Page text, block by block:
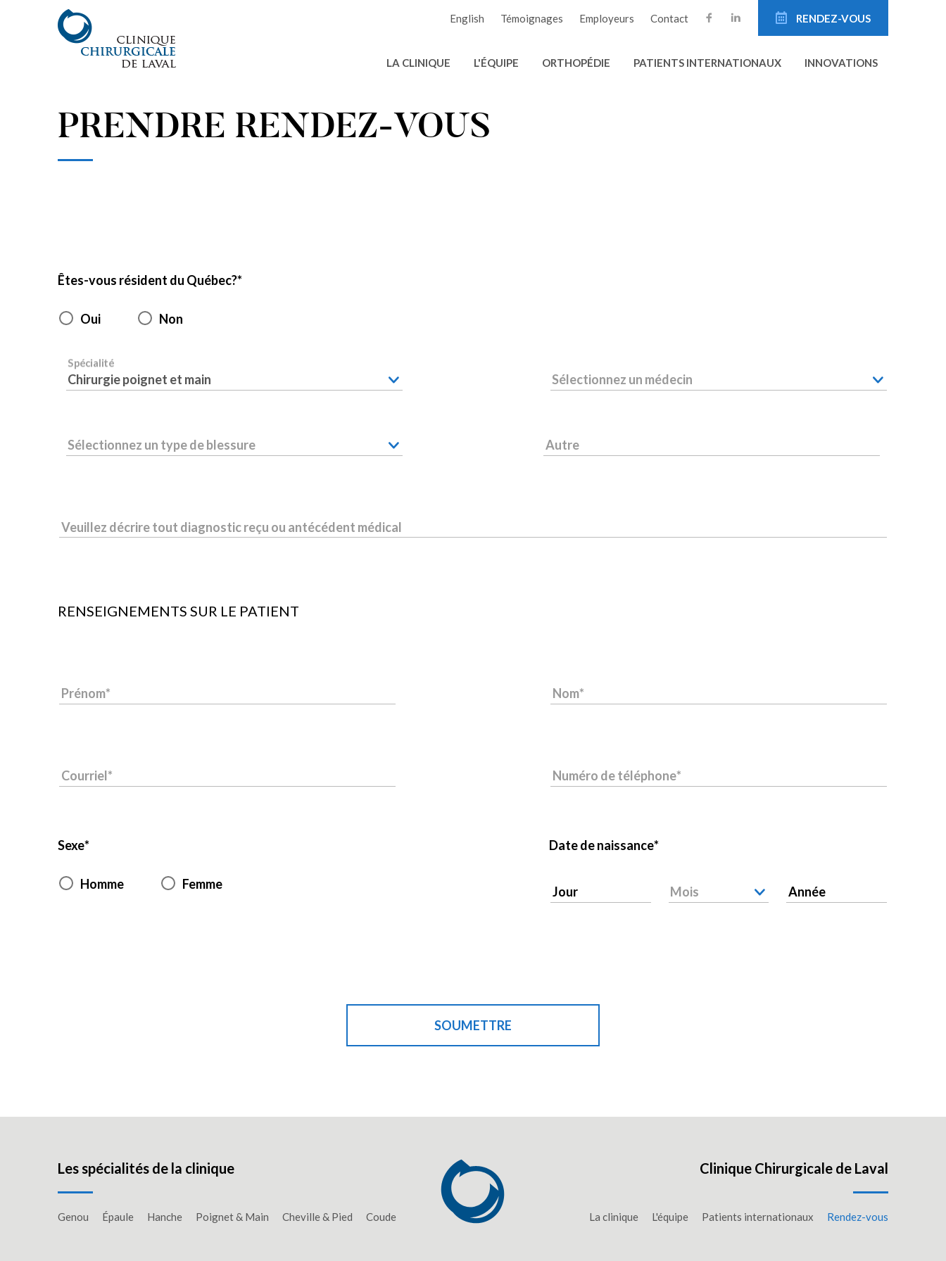
RENDEZ-VOUS
English Témoignages Employeurs Contact
LA CLINIQUE L'ÉQUIPE ORTHOPÉDIE PATIENTS INTERNATIONAUX INNOVATIONS
PRENDRE RENDEZ-VOUS
Êtes-vous résident du Québec?
Oui Non
Spécialité
Chirurgie poignet et main Sélectionnez un médecin
Sélectionnez un type de blessure Autre
Veuillez décrire tout diagnostic reçu ou antécédent médical
RENSEIGNEMENTS SUR LE PATIENT
Prénom Nom
Courriel Numéro de téléphone
Sexe
Homme Femme
Date de naissance
Jour Mois Année
SOUMETTRE
Les spécialités de la clinique
Genou Épaule Hanche Poignet & Main Cheville & Pied Coude
Clinique Chirurgicale de Laval
La clinique L'équipe Patients internationaux Rendez-vous